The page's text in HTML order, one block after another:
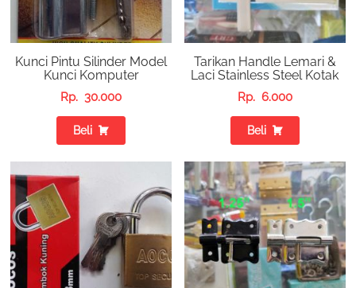
Kunci Pintu Silinder Model
Kunci Komputer
Rp. 30.000
Beli
Tarikan Handle Lemari &
Laci Stainless Steel Kotak
Rp. 6.000
Beli